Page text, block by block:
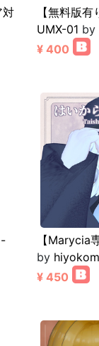
対
【無料版
UMX-01 by
¥ 400
【Marycia
by
¥ 450